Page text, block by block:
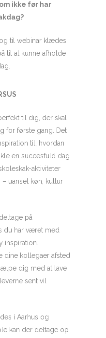
ikke før har
til webinar klædes
til at kunne afholde
til dig, der skal
for første gang. Det
til, hvordan
en succesfuld dag
aktiviteter
uanset køn, kultur
på
du har været med
inspiration.
dine kollegaer afsted
dig med at lave
sent vil
i Aarhus og
kan der deltage op